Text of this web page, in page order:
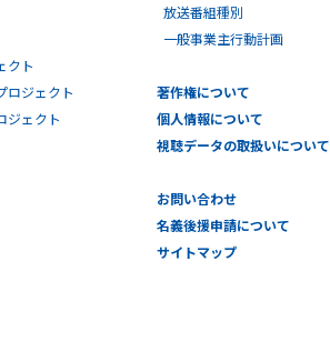
クト
ロジェクト
ジェクト
放送番組種別
一般事業主行動計画
著作権について
個人情報について
視聴データの取扱いについて
お問い合わせ
名義後援申請について
サイトマップ